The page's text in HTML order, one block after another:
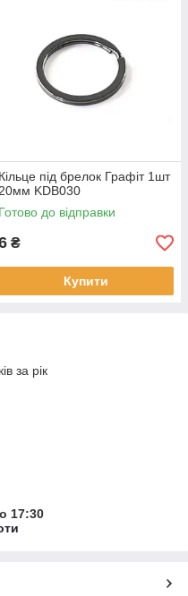
Кільце під брелок Графіт 1шт
KDB030
Готово до відправки
₴
Купити
за рік
17:30